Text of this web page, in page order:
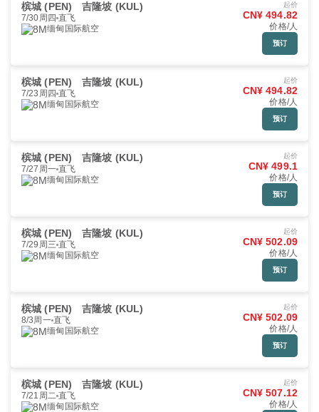
槟城 (PEN) 吉隆坡 (KUL)
7/30周四 直飞
缅甸国际航空
起价
CN¥ 494.82
价格/人
预订
槟城 (PEN) 吉隆坡 (KUL)
7/23周四 直飞
缅甸国际航空
起价
CN¥ 494.82
价格/人
预订
槟城 (PEN) 吉隆坡 (KUL)
7/27周一 直飞
缅甸国际航空
起价
CN¥ 499.1
价格/人
预订
槟城 (PEN) 吉隆坡 (KUL)
7/29周三 直飞
缅甸国际航空
起价
CN¥ 502.09
价格/人
预订
槟城 (PEN) 吉隆坡 (KUL)
8/3周一 直飞
缅甸国际航空
起价
CN¥ 502.09
价格/人
预订
槟城 (PEN) 吉隆坡 (KUL)
7/21周二 直飞
缅甸国际航空
起价
CN¥ 507.12
价格/人